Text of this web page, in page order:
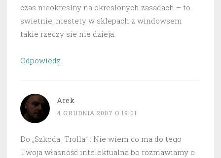
czas nieokreslny na okreslonych zasadach – to
swietnie, niestety w sklepach z windowsem
takie rzeczy sie nie dzieja.
Odpowiedz
Arek
4 GRUDNIA 2007 O 19:01
Do „Szkoda_Trolla” : Nie wiem co ma do tego
Twoja własność intelektualna bo rozmawiamy o